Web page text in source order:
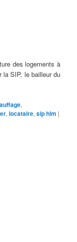
des logements à
SIP, le bailleur du
,
,locataire,sip hlm |